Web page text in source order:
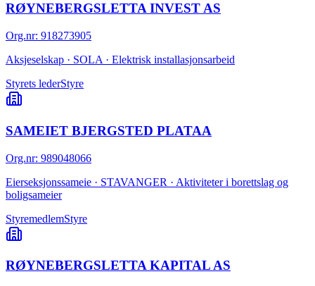
RØYNEBERGSLETTA INVEST AS
Org.nr: 918273905
Aksjeselskap · SOLA · Elektrisk installasjonsarbeid
Styrets lederStyre
SAMEIET BJERGSTED PLATAA
Org.nr: 989048066
Eierseksjonssameie · STAVANGER · Aktiviteter i borettslag og
boligsameier
StyremedlemStyre
RØYNEBERGSLETTA KAPITAL AS